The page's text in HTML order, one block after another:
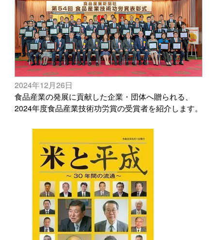
2024年12月26日
食品産業の発展に貢献した企業・団体へ贈られる、
2024年度食品産業技術功労賞の受賞者を紹介します。